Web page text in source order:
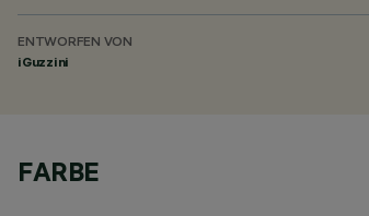
ENTWORFEN VON
iGuzzini
FARBE